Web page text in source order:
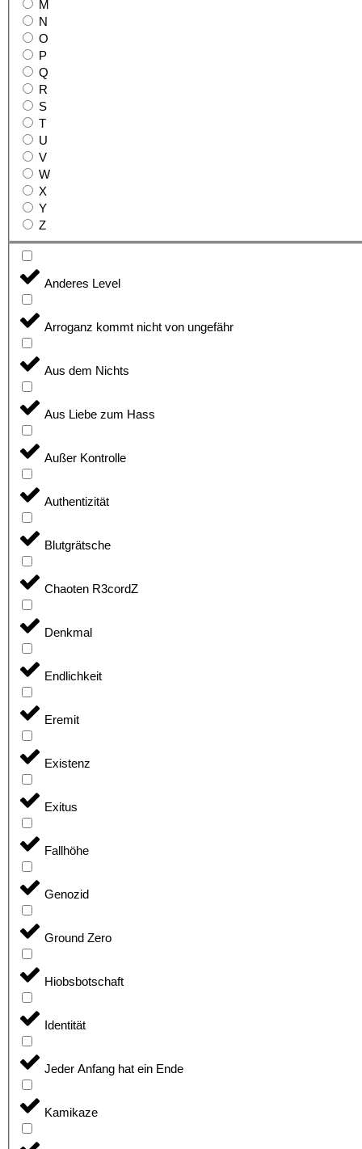
M
N
O
P
Q
R
S
T
U
V
W
X
Y
Z
Anderes Level
Arroganz kommt nicht von ungefähr
Aus dem Nichts
Aus Liebe zum Hass
Außer Kontrolle
Authentizität
Blutgrätsche
Chaoten R3cordZ
Denkmal
Endlichkeit
Eremit
Existenz
Exitus
Fallhöhe
Genozid
Ground Zero
Hiobsbotschaft
Identität
Jeder Anfang hat ein Ende
Kamikaze